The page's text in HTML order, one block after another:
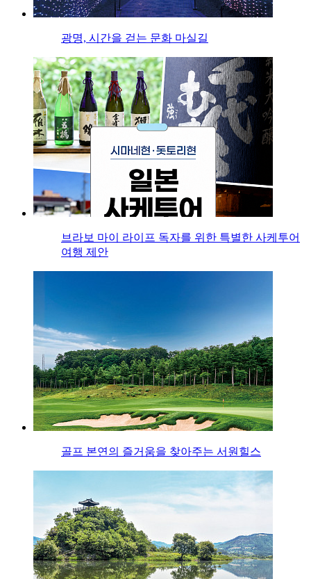
광명, 시간을 걷는 문화 마실길
브라보 마이 라이프 독자를 위한 특별한 사케투어
여행 제안
골프 본연의 즐거움을 찾아주는 서원힐스